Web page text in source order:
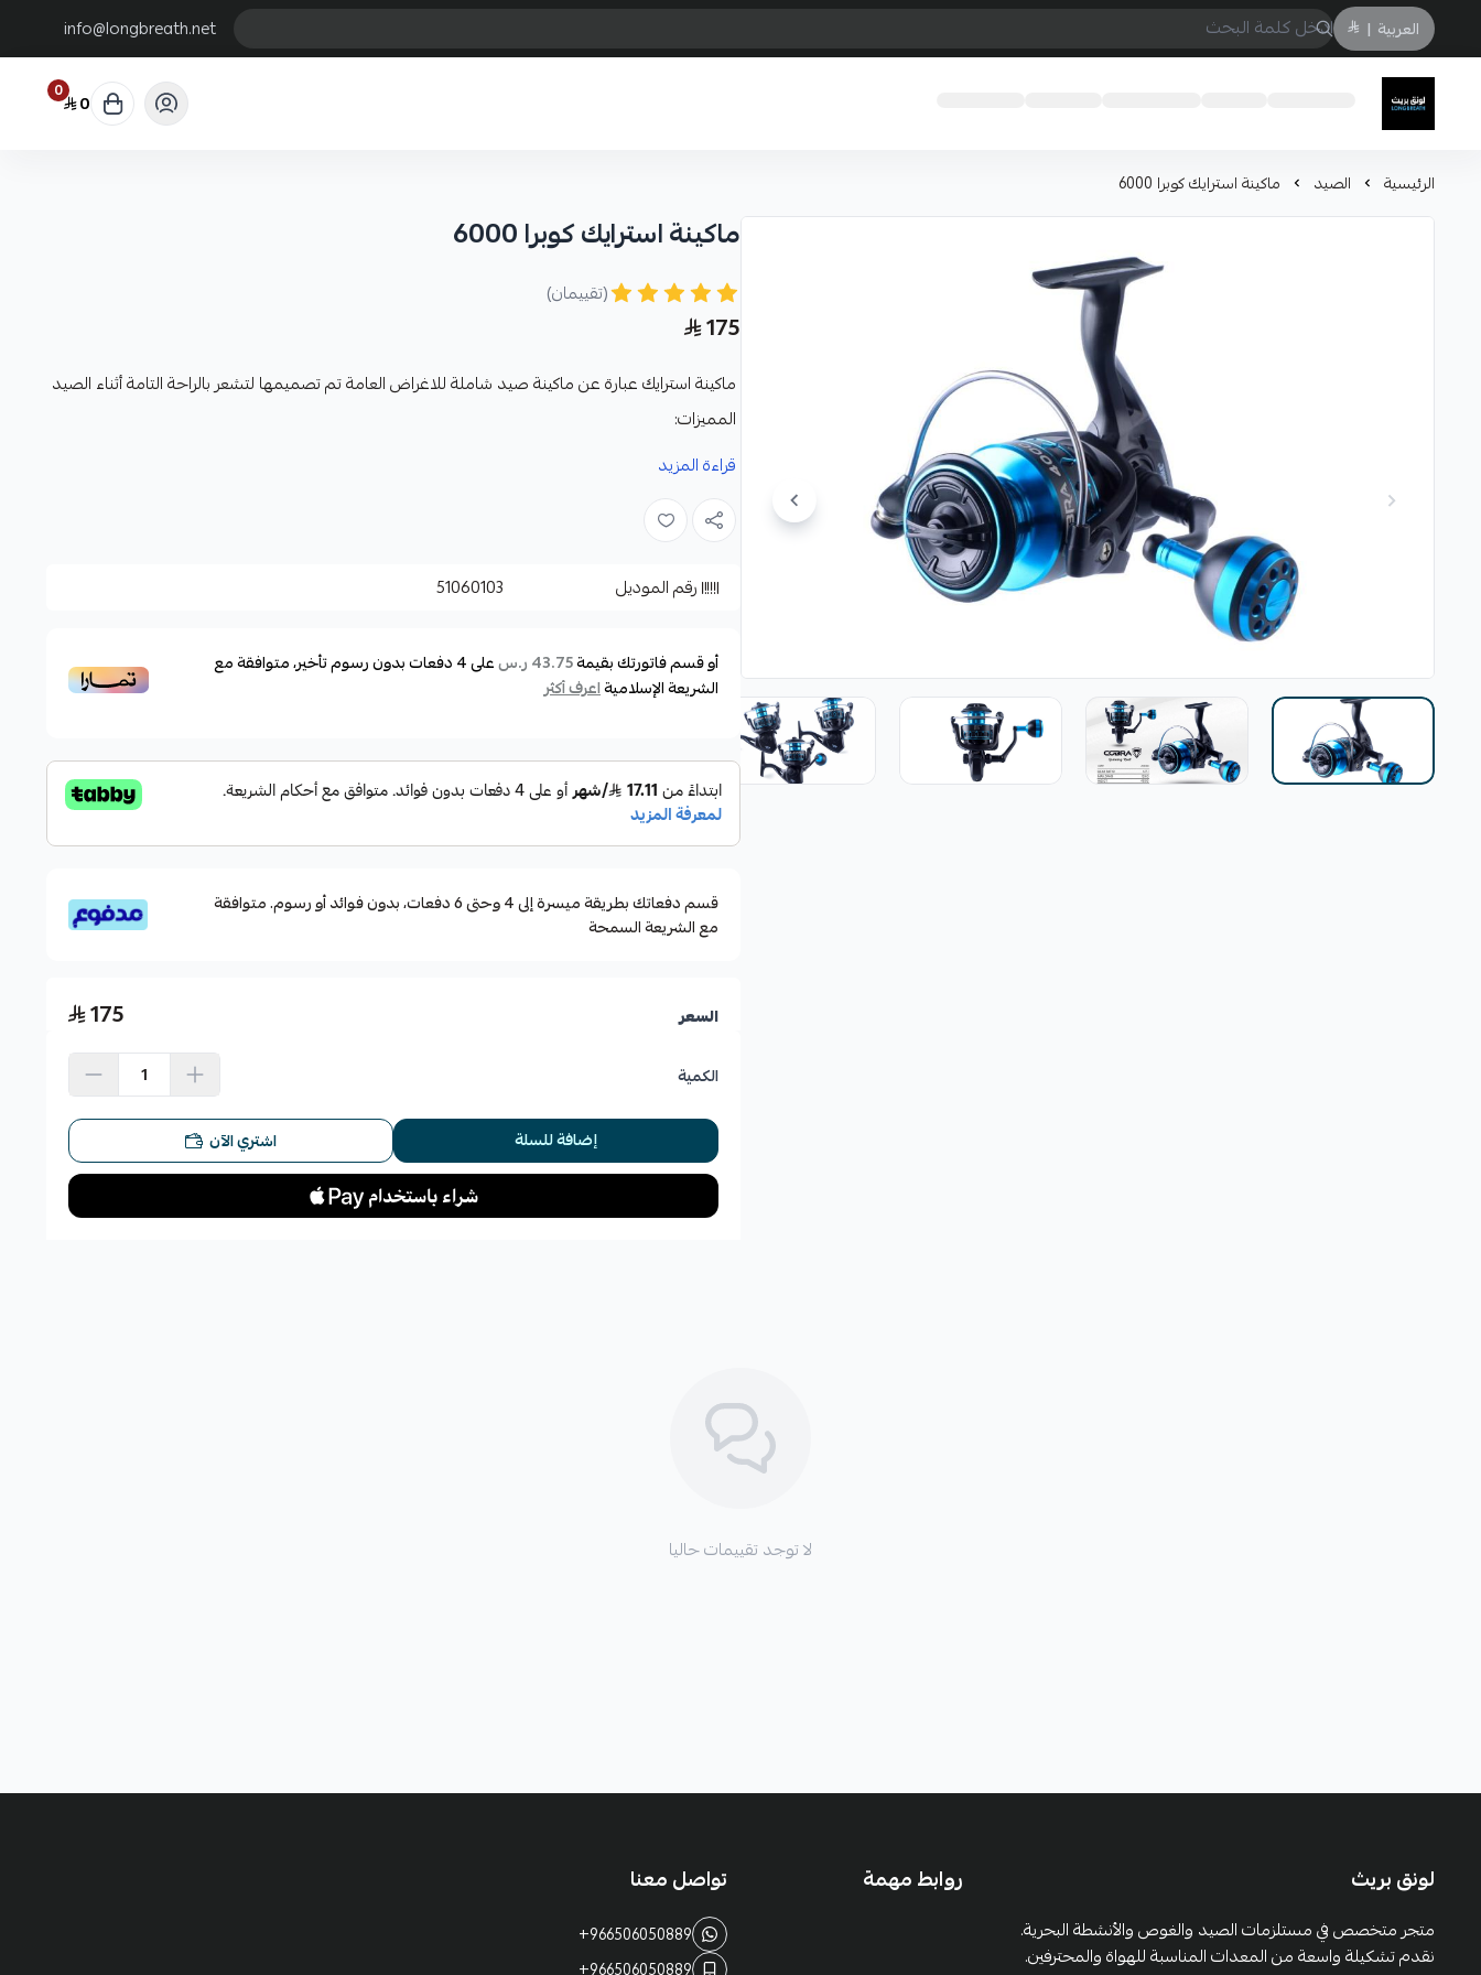
العربية |
info@longbreath.net
لونق بريث
0 0
الرئيسية الصيد ماكينة استرايك كوبرا 6000
ماكينة استرايك كوبرا 6000
(تقييمان)
175
ماكينة استرايك عبارة عن ماكينة صيد شاملة للاغراض العامة تم تصميمها لتشعر بالراحة التامة أثناء الصيد
المميزات:
امكانية استبدال المقبض من اليمين الي اليسار او من اليسار الي اليمبن
الماكينة تأتي بثلاثة احجام مختلفة لتناسب طرق الصيد
الموصفات :
gear ratio 4.9.1
max drag12KG
ball bearings 5+1BB
قراءة المزيد
رقم الموديل 51060103
أو قسم فاتورتك بقيمة43.75 ر.س على4دفعات بدون رسوم تأخير، متوافقة مع
الشريعة الإسلاميةاعرف أكثر
قسم دفعاتك بطريقة ميسرة إلى 4 وحتى 6 دفعات، بدون فوائد أو رسوم. متوافقة
مع الشريعة السمحة
السعر 175
الكمية
إضافة للسلة اشتري الآن
لا توجد تقييمات حاليا
لونق بريث
متجر متخصص في مستلزمات الصيد والغوص والأنشطة البحرية.
نقدم تشكيلة واسعة من المعدات المناسبة للهواة والمحترفين.
روابط مهمة تواصل معنا
+966506050889